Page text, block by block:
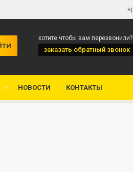
хотите чтобы вам перезвонили?
заказать обратный звонок
НОВОСТИ КОНТАКТЫ